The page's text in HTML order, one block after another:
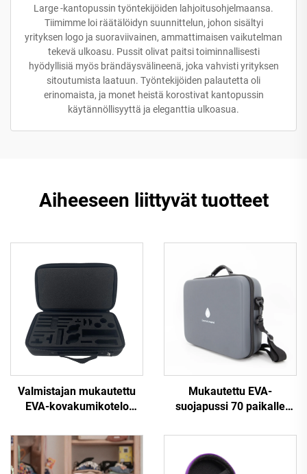
Large -kantopussin työntekijöiden lahjoitusohjelmaansa.
Tiimimme loi räätälöidyn suunnittelun, johon sisältyi
yrityksen logo ja suoraviivainen, ammattimaisen vaikutelman
tekevä ulkoasu. Pussit olivat paitsi toiminnallisesti
hyödyllisiä myös brändäysvälineenä, joka vahvisti yrityksen
sitoutumista laatuun. Työntekijöiden palautetta oli
erinomaista, ja monet heistä korostivat kantopussin
käytännöllisyyttä ja eleganttia ulkoasua.
Aiheeseen liittyvät tuotteet
Valmistajan mukautettu
EVA-kovakumikotelo
nahkarakenteella,
vetoketjuilla varustettu
akkukotelo sisäisellä EVA-
Mukautettu EVA-
suojapussi 70 paikalle
säilytyslaatikko